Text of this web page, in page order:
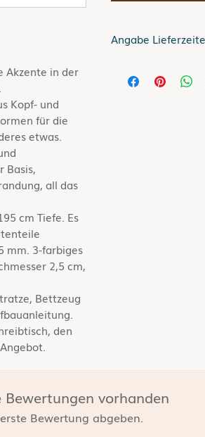
Akzente in der
Kopf- und
für die
etwas.
Basis,
all das
cm Tiefe. Es
mm. 3-farbiges
2,5 cm,
Bettzeug
den
Angabe
Bewertungen vorhanden
Bewertung abgeben.